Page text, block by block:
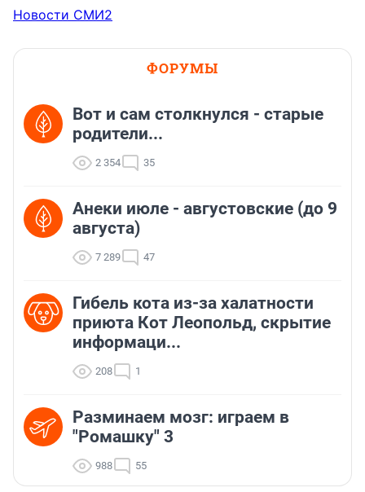
Новости СМИ2
ФОРУМЫ
Вот и сам столкнулся - старые
родители...
2 354 35
Анеки июле - августовские (до 9
августа)
7 289 47
Гибель кота из-за халатности
приюта Кот Леопольд, скрытиe
информаци...
208 1
Разминаем мозг: играем в
"Ромашку" 3
988 55